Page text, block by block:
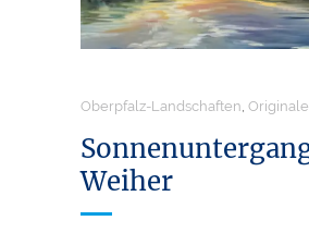
Oberpfalz-Landschaften, Originale
Weiher